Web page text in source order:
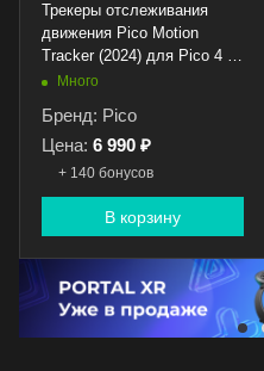
Трекеры отслеживания
движения Pico Motion
Tracker (2024) для Pico 4 /
Pico 4 Pro / Pico 4 Ultra
Много
Бренд: Pico
Цена: 6 990 ₽
+ 140 бонусов
В корзину